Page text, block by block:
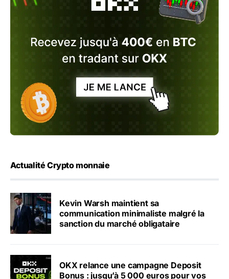
Actualité Crypto monnaie
Kevin Warsh maintient sa
communication minimaliste malgré la
sanction du marché obligataire
OKX relance une campagne Deposit
Bonus : jusqu’à 5 000 euros pour vos